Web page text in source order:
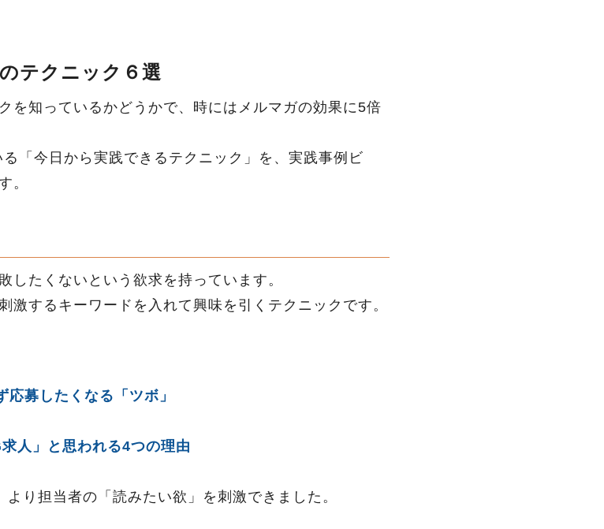
テクニック６選
を知っているかどうかで、時にはメルマガの効果に5倍
「今日から実践できるテクニック」を、実践事例ビ
。
したくないという欲求を持っています。
激するキーワードを入れて興味を引くテクニックです。
応募したくなる「ツボ」
人」と思われる4つの理由
より担当者の「読みたい欲」を刺激できました。